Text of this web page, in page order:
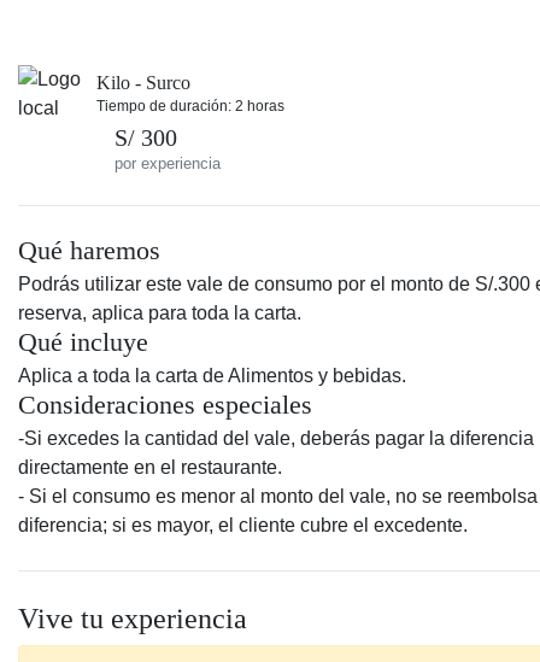
Kilo - Surco
Tiempo de duración: 2 horas
S/ 300
por experiencia
Qué haremos
Podrás utilizar este vale de consumo por el monto de S/.300
reserva, aplica para toda la carta.
Qué incluye
Aplica a toda la carta de Alimentos y bebidas.
Consideraciones especiales
-Si excedes la cantidad del vale, deberás pagar la diferencia
directamente en el restaurante.
- Si el consumo es menor al monto del vale, no se
diferencia; si es mayor, el cliente cubre el excedente.
Vive tu experiencia